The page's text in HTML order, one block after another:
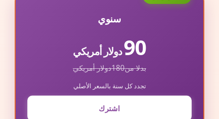
سنوي
90دولار أمريكي
بدلا من180دولار أمريكي
تجدد كل سنة بالسعر الأصلي
اشترك